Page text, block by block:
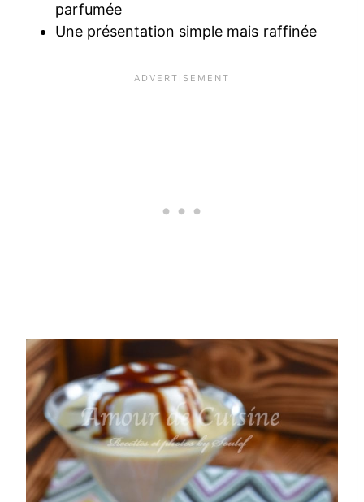
parfumée
Une présentation simple mais raffinée